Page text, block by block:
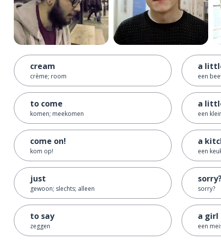
cream
crème; room
to come
komen; meekomen
come on!
kom op!
just
gewoon; slechts; alleen
to say
zeggen
a
een
a
een
a
een
sorry?
a girl
een